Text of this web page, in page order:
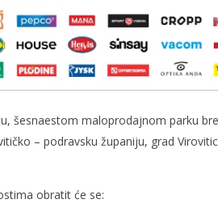
šesnaestom maloprodajnom parku
– podravsku županiju, grad
obratit će se: